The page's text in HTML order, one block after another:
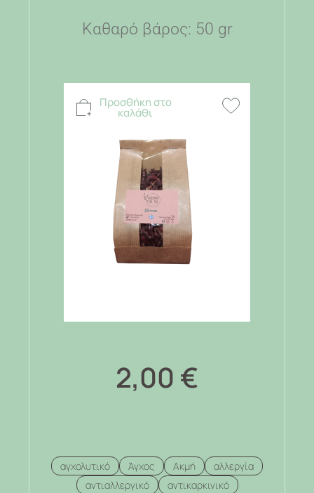
Καθαρό βάρος: 50 gr
Προσθήκη στο
καλάθι
2,00 €
αγχολυτικό Άγχος Ακμή
αλλεργία
αντιαλλεργικό
αντικαρκινικό